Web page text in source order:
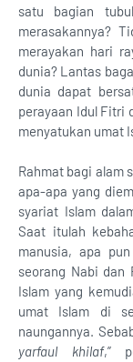
satu bagian
merasakannya?
merayakan hari
dunia? Lantas
dunia dapat
perayaan Idul Fitri
menyatukan umat
Rahmat bagi alam
apa-apa yang
syariat Islam
Saat itulah
manusia, apa
seorang Nabi dan
Islam yang
umat Islam di
naungannya.
yarfaul khilaf,”